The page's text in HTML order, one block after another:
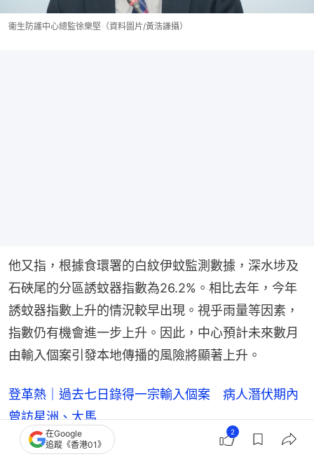
衞生防護中心總監徐樂堅（資料圖片/黃浩謙攝）
他又指，根據食環署的白紋伊蚊監測數據，深水埗及
石硤尾的分區誘蚊器指數為26.2%。相比去年，今年
誘蚊器指數上升的情況較早出現。視乎雨量等因素，
指數仍有機會進一步上升。因此，中心預計未來數月
由輸入個案引發本地傳播的風險將顯著上升。
登革熱｜過去七日錄得一宗輸入個案 病人潛伏期內
曾訪星洲、大馬
登革熱｜增一宗越南輸入個案 今年首宗本地個案相
在Google
追蹤《香港01》
2